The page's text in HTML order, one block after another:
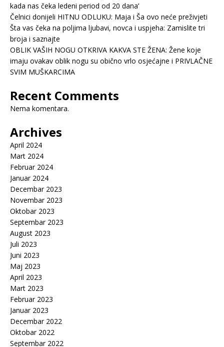
kada nas čeka ledeni period od 20 dana’
Čelnici donijeli HITNU ODLUKU: Maja i Ša ovo neće preživjeti
Šta vas čeka na poljima ljubavi, novca i uspjeha: Zamislite tri
broja i saznajte
OBLIK VAŠIH NOGU OTKRIVA KAKVA STE ŽENA: Žene koje
imaju ovakav oblik nogu su obično vrlo osjećajne i PRIVLAČNE
SVIM MUŠKARCIMA
Recent Comments
Nema komentara.
Archives
April 2024
Mart 2024
Februar 2024
Januar 2024
Decembar 2023
Novembar 2023
Oktobar 2023
Septembar 2023
August 2023
Juli 2023
Juni 2023
Maj 2023
April 2023
Mart 2023
Februar 2023
Januar 2023
Decembar 2022
Oktobar 2022
Septembar 2022